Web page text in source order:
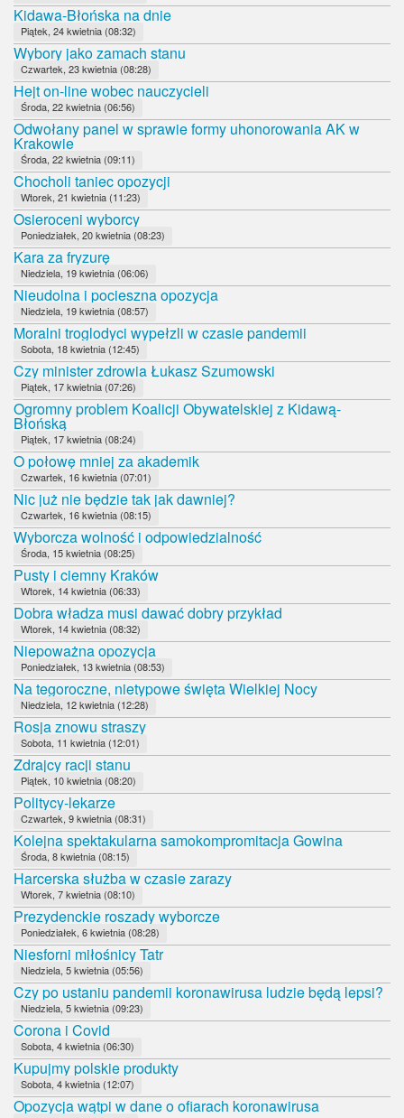
Kidawa-Błońska na dnie
Piątek, 24 kwietnia (08:32)
Wybory jako zamach stanu
Czwartek, 23 kwietnia (08:28)
Hejt on-line wobec nauczycieli
Środa, 22 kwietnia (06:56)
Odwołany panel w sprawie formy uhonorowania AK w
Krakowie
Środa, 22 kwietnia (09:11)
Chocholi taniec opozycji
Wtorek, 21 kwietnia (11:23)
Osieroceni wyborcy
Poniedziałek, 20 kwietnia (08:23)
Kara za fryzurę
Niedziela, 19 kwietnia (06:06)
Nieudolna i pocieszna opozycja
Niedziela, 19 kwietnia (08:57)
Moralni troglodyci wypełzli w czasie pandemii
Sobota, 18 kwietnia (12:45)
Czy minister zdrowia Łukasz Szumowski
Piątek, 17 kwietnia (07:26)
Ogromny problem Koalicji Obywatelskiej z Kidawą-
Błońską
Piątek, 17 kwietnia (08:24)
O połowę mniej za akademik
Czwartek, 16 kwietnia (07:01)
Nic już nie będzie tak jak dawniej?
Czwartek, 16 kwietnia (08:15)
Wyborcza wolność i odpowiedzialność
Środa, 15 kwietnia (08:25)
Pusty i ciemny Kraków
Wtorek, 14 kwietnia (06:33)
Dobra władza musi dawać dobry przykład
Wtorek, 14 kwietnia (08:32)
Niepoważna opozycja
Poniedziałek, 13 kwietnia (08:53)
Na tegoroczne, nietypowe święta Wielkiej Nocy
Niedziela, 12 kwietnia (12:28)
Rosja znowu straszy
Sobota, 11 kwietnia (12:01)
Zdrajcy racji stanu
Piątek, 10 kwietnia (08:20)
Politycy-lekarze
Czwartek, 9 kwietnia (08:31)
Kolejna spektakularna samokompromitacja Gowina
Środa, 8 kwietnia (08:15)
Harcerska służba w czasie zarazy
Wtorek, 7 kwietnia (08:10)
Prezydenckie roszady wyborcze
Poniedziałek, 6 kwietnia (08:28)
Niesforni miłośnicy Tatr
Niedziela, 5 kwietnia (05:56)
Czy po ustaniu pandemii koronawirusa ludzie będą lepsi?
Niedziela, 5 kwietnia (09:23)
Corona i Covid
Sobota, 4 kwietnia (06:30)
Kupujmy polskie produkty
Sobota, 4 kwietnia (12:07)
Opozycja wątpi w dane o ofiarach koronawirusa